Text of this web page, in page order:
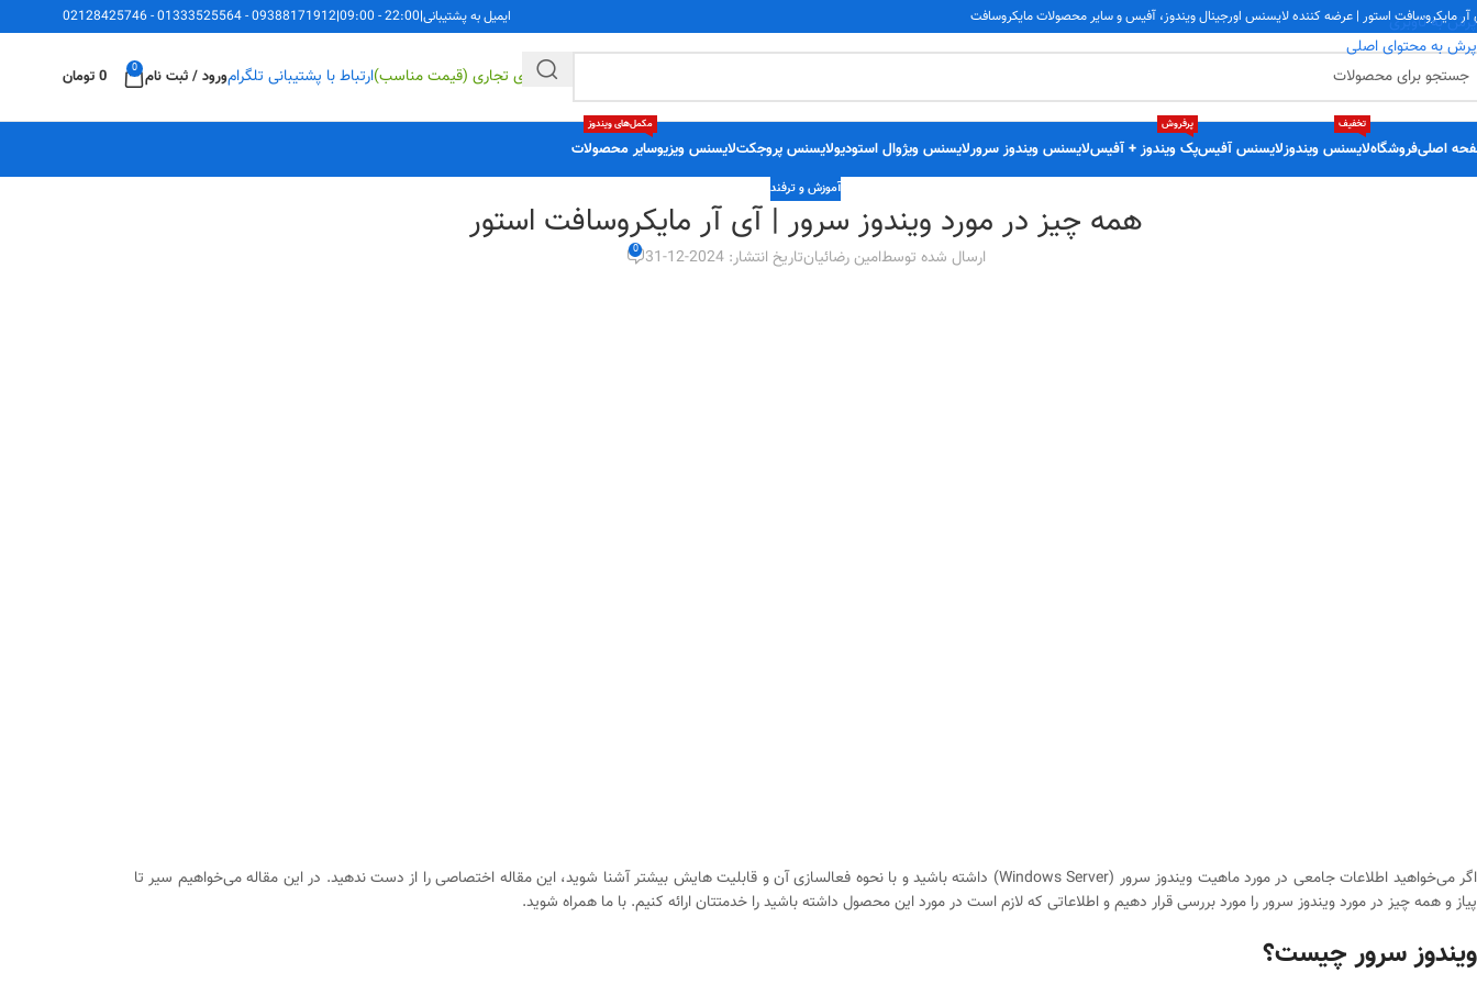
پرش به ناوبری
پرش به محتوای اصلی
آر مایکروسافت استور | عرضه کننده لایسنس اورجینال ویندوز، آفیس و سایر محصولات مایکروسافت ایمیل به پشتیبانی|
22:00 - 09:00
|
09388171912
-
01333525564
-
02128425746
راهکارهای تجاری (قیمت مناسب)ارتباط با پشتیبانی تلگرامورود / ثبت نام 0
0 تومان
اصلیفروشگاهلایسنس ویندوز
تخفیف
لایسنس آفیسپک ویندوز + آفیس
پرفروش
لایسنس ویندوز سرورلایسنس ویژوال استودیولایسنس پروجکتلایسنس ویزیوسایر محصولات
مکمل‌های ویندوز
آموزش و ترفند
همه چیز در مورد ویندوز سرور | آی آر مایکروسافت استور
ارسال شده توسطامین رضائیانتاریخ انتشار: 2024-12-31 0
اگر می‌خواهید اطلاعات جامعی در مورد ماهیت ویندوز سرور (Windows Server) داشته باشید و با نحوه فعالسازی آن و قابلیت هایش بیشتر آشنا شوید، این مقاله اختصاصی را از دست ندهید. در این مقاله می‌خواهیم سیر تا
پیاز و همه چیز در مورد ویندوز سرور را مورد بررسی قرار دهیم و اطلاعاتی که لازم است در مورد این محصول داشته باشید را خدمتتان ارائه کنیم. با ما همراه شوید.
ویندوز سرور چیست؟